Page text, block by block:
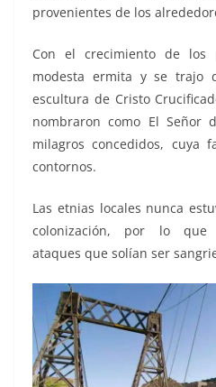
provenientes de los
Con el crecimiento de los
modesta ermita y se trajo
escultura de Cristo
nombraron como El Señor
milagros concedidos, cuya
contornos.
Las etnias locales nunca
colonización, por lo que
ataques que solían ser